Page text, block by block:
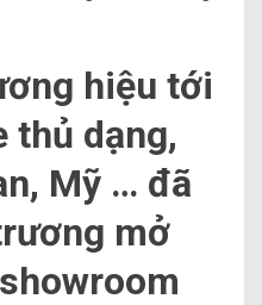
hiệu tới
thủ dạng,
Mỹ … đã
mở